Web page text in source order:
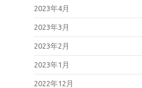
2023年4月
2023年3月
2023年2月
2023年1月
2022年12月